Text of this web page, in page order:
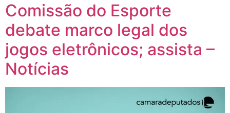
Comissão do Esporte
debate marco legal dos
jogos eletrônicos; assista –
Notícias